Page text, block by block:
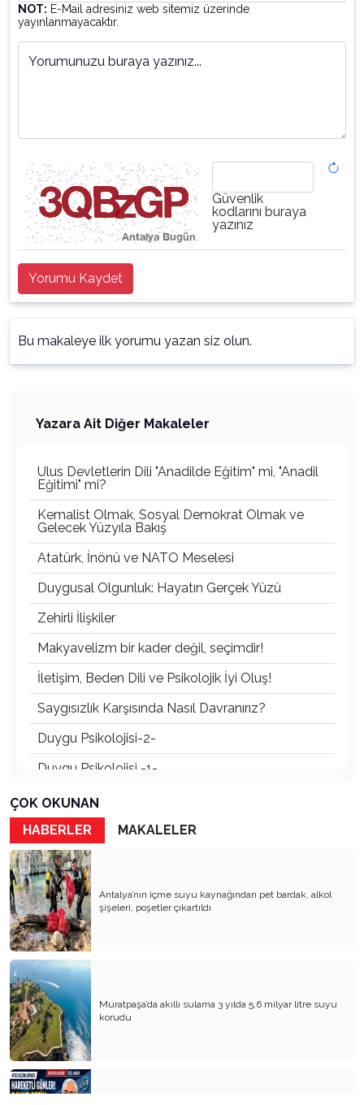
NOT: E-Mail adresiniz web sitemiz üzerinde
yayınlanmayacaktır.
Yorumunuzu buraya yazınız...
Güvenlik
kodlarını buraya
yazınız
Yorumu Kaydet
Bu makaleye ilk yorumu yazan siz olun.
Yazara Ait Diğer Makaleler
Ulus Devletlerin Dili "Anadilde Eğitim" mi, "Anadil
Eğitimi" mi?
Kemalist Olmak, Sosyal Demokrat Olmak ve
Gelecek Yüzyıla Bakış
Atatürk, İnönü ve NATO Meselesi
Duygusal Olgunluk: Hayatın Gerçek Yüzü
Zehirli İlişkiler
Makyavelizm bir kader değil, seçimdir!
İletişim, Beden Dili ve Psikolojik İyi Oluş!
Saygısızlık Karşısında Nasıl Davranırız?
Duygu Psikolojisi-2-
Duygu Psikolojisi -1-
Yakın Dönem Tarihimiz ve 30 Ağustos 1922
Yanlış Yapmak!
Popüler Psikoloji, Psikolojik Yaklaşımlar ve Aşk
Duygusu
Uluslararası Vizyon Üniversitesi ve Sn. Cvetanka
VELKOSKA Hocamız!
Politik psikoloji ve politik olmak!
Sağlık Psikolojisi, Bağımlılık ve Kanser
Dayak, disiplin aracı mıdır?
Kıyamet de Kopsa, Cumhuriyetimiz
Kutlanmalıdır!
Lozan kazanımları ne oldu?
ÇOK OKUNAN
HABERLER
MAKALELER
Antalya’nın içme suyu kaynağından pet bardak, alkol
şişeleri, poşetler çıkartıldı
Muratpaşa’da akıllı sulama 3 yılda 5,6 milyar litre suyu
korudu